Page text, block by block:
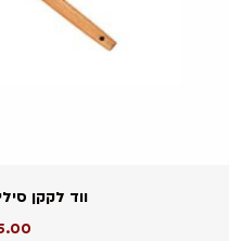
ווד לקקן